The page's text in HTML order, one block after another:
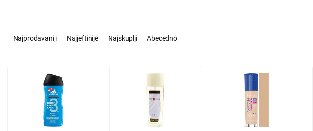
Najprodavaniji Najjeftinije Najskuplji Abecedno